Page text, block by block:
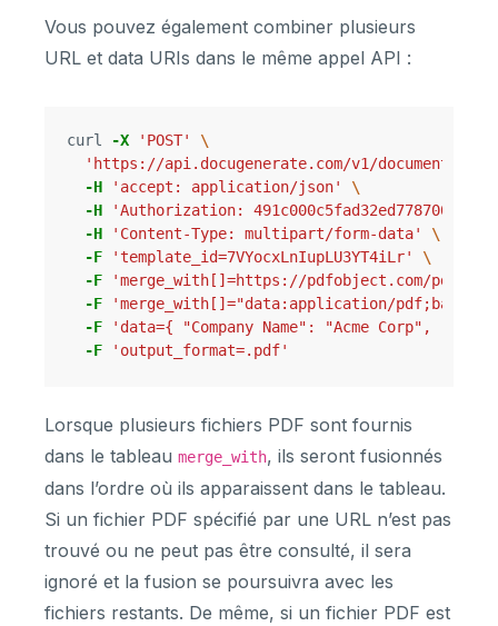
Vous pouvez également combiner plusieurs
URL et data URIs dans le même appel API :
curl -X 'POST'
\
'https://api.docugenerate.com/v1/document'
-H
'accept: application/json'
\
-H
'Authorization:
-H
'Content-Type: multipart/form-data'
\
-F
'template_id=7VYocxLnIupLU3YT4iLr'
\
-F
'merge_with[]=https://pdfobject.com/pdf/
-F
-F
'data={ "Company Name": "Acme Corp",
-F
'output_format=.pdf'
Lorsque plusieurs fichiers PDF sont fournis
dans le tableau merge_with, ils seront fusionnés
dans l’ordre où ils apparaissent dans le tableau.
Si un fichier PDF spécifié par une URL n’est pas
trouvé ou ne peut pas être consulté, il sera
ignoré et la fusion se poursuivra avec les
fichiers restants. De même, si un fichier PDF est